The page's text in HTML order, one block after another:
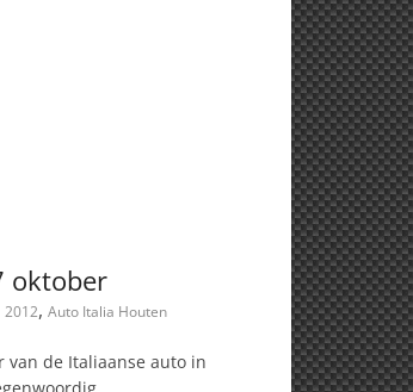
oktober
2012, Auto Italia Houten
van de Italiaanse auto in